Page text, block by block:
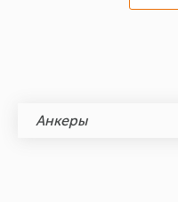
Анкеры